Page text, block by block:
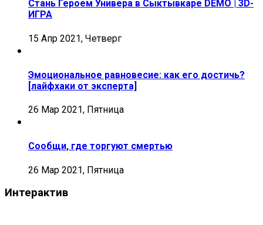
Стань Героем Универа в Сыктывкаре DEMO | 3D-
ИГРА
15 Апр 2021, Четверг
Эмоциональное равновесие: как его достичь?
[лайфхаки от эксперта]
26 Мар 2021, Пятница
Сообщи, где торгуют смертью
26 Мар 2021, Пятница
Интерактив